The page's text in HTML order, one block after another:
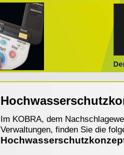
Im KOBRA, dem
Verwaltungen, finden Sie die